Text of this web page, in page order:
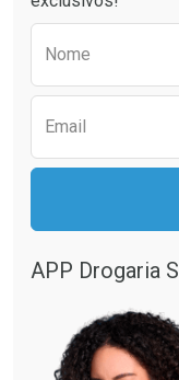
Comprar sem
Por R$ 664,02/cada
Comprar sem
Nome
Email
APP Drogaria